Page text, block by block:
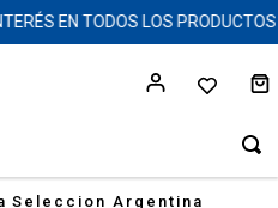
EN TODOS LOS
Seleccion Argentina